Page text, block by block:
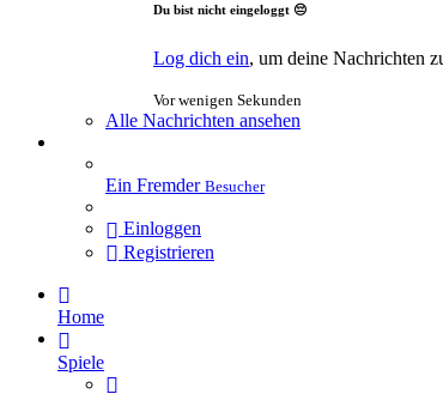
Du bist nicht eingeloggt 😔
Log dich ein, um deine Nachrichten
Vor wenigen Sekunden
Alle Nachrichten ansehen
Ein Fremder Besucher
Einloggen
Registrieren
Home
Spiele